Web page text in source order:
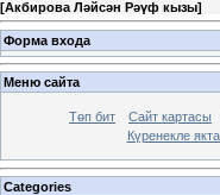
[Акбирова Ләйсән Рәүф кызы]
Форма входа
Меню сайта
Төп бит Сайт картасы
Күренекле
Categories